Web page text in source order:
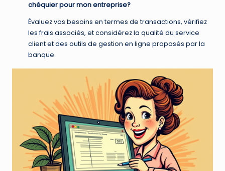
chéquier pour mon entreprise?
Évaluez vos besoins en termes de transactions, vérifiez
les frais associés, et considérez la qualité du service
client et des outils de gestion en ligne proposés par la
banque.